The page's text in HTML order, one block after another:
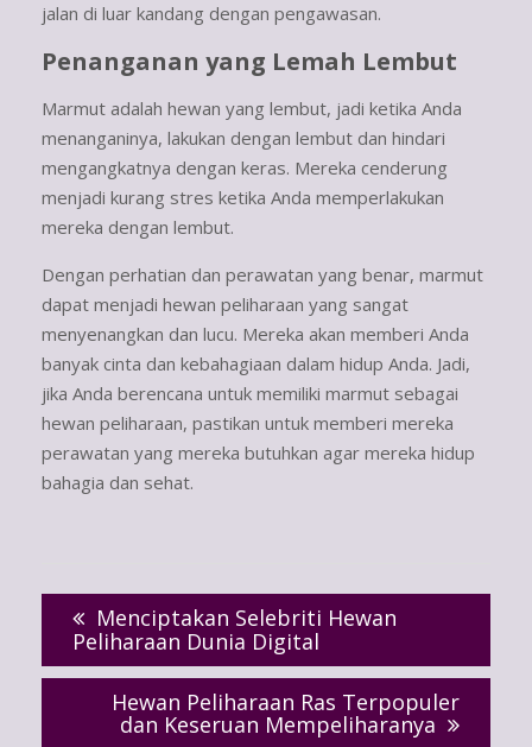
jalan di luar kandang dengan pengawasan.
Penanganan yang Lemah Lembut
Marmut adalah hewan yang lembut, jadi ketika Anda
menanganinya, lakukan dengan lembut dan hindari
mengangkatnya dengan keras. Mereka cenderung
menjadi kurang stres ketika Anda memperlakukan
mereka dengan lembut.
Dengan perhatian dan perawatan yang benar, marmut
dapat menjadi hewan peliharaan yang sangat
menyenangkan dan lucu. Mereka akan memberi Anda
banyak cinta dan kebahagiaan dalam hidup Anda. Jadi,
jika Anda berencana untuk memiliki marmut sebagai
hewan peliharaan, pastikan untuk memberi mereka
perawatan yang mereka butuhkan agar mereka hidup
bahagia dan sehat.
navigation
Menciptakan Selebriti Hewan
Peliharaan Dunia Digital
Hewan Peliharaan Ras Terpopuler
dan Keseruan Mempeliharanya